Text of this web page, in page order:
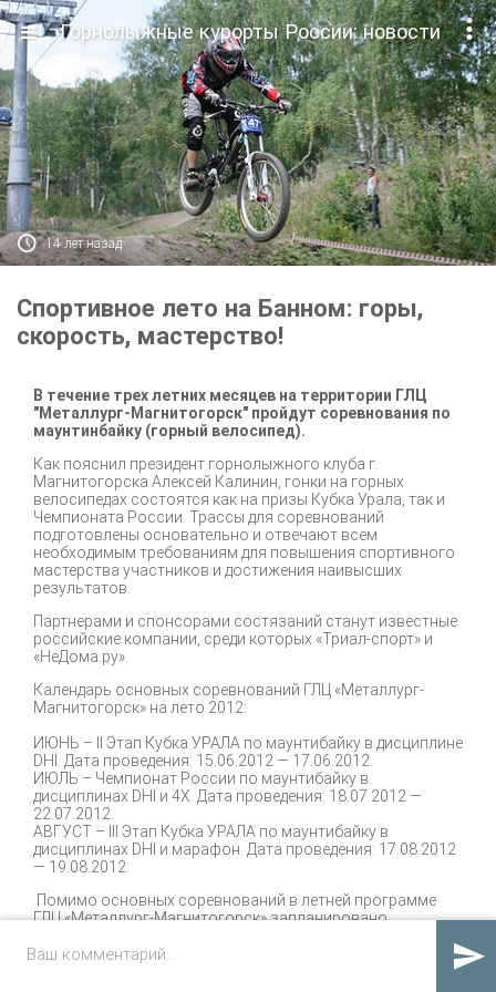

Горнолыжные курорты России: новости
 14 лет назад
Спортивное лето на Банном: горы,
скорость, мастерство!
В течение трех летних месяцев на территории ГЛЦ
"Металлург-Магнитогорск" пройдут соревнования по
маунтинбайку (горный велосипед).
Как пояснил президент горнолыжного клуба г.
Магнитогорска Алексей Калинин, гонки на горных
велосипедах состоятся как на призы Кубка Урала, так и
Чемпионата России. Трассы для соревнований
подготовлены основательно и отвечают всем
необходимым требованиям для повышения спортивного
мастерства участников и достижения наивысших
результатов.
Партнерами и спонсорами состязаний станут известные
российские компании, среди которых «Триал-спорт» и
«НеДома.ру».
Календарь основных соревнований ГЛЦ «Металлург-
Магнитогорск» на лето 2012:
ИЮНЬ – II Этап Кубка УРАЛА по маунтибайку в дисциплине
DHI. Дата проведения: 15.06.2012 — 17.06.2012.
ИЮЛЬ – Чемпионат России по маунтибайку в
дисциплинах DHI и 4X. Дата проведения: 18.07.2012 —
22.07.2012.
АВГУСТ – III Этап Кубка УРАЛА по маунтибайку в
дисциплинах DHI и марафон. Дата проведения: 17.08.2012
— 19.08.2012.
Помимо основных соревнований в летней программе
ГЛЦ «Металлург-Магнитогорск» запланировано
мероприятий. Так, 8-9 июня горнолыжный центр
